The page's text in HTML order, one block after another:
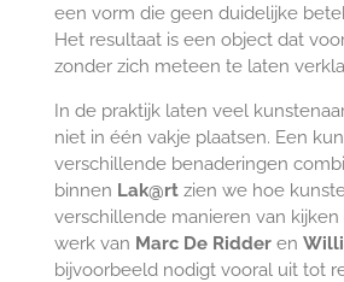
een vorm die geen duidelijke
Het resultaat is een object dat
zonder zich meteen te laten
In de praktijk laten veel
niet in één vakje plaatsen. Een
verschillende benaderingen
binnen Lak@rtzien we hoe
verschillende manieren van
werk van Marc De Ridderen
bijvoorbeeld nodigt vooral uit tot